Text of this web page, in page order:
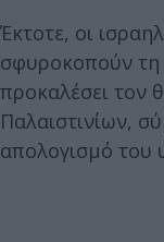
Έκτοτε, οι
σφυροκοπούν τη
προκαλέσει τον
Παλαιστινίων,
απολογισμό του